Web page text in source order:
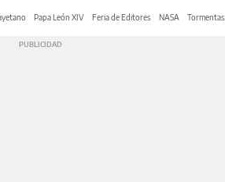
Papa León XIV Feria de Editores NASA Tormentas